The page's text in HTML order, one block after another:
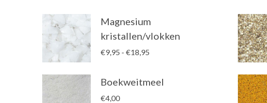
Magnesium
kristallen/vlokken
€9,95 - €18,95
tot
Boekweitmeel
€4,00